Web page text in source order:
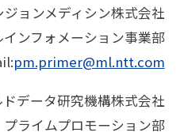
ジョンメディシン株式会社
インフォメーション事業部
pm.primer@ml.ntt.com
データ研究機構株式会社
プライムプロモーション部